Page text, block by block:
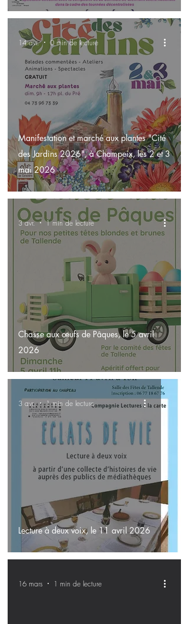
Manifestation et marché aux plantes "Cité
des Jardins 2026", à Champeix, les 2 et 3
mai 2026
14 avr. 0 min de lecture
Chasse aux œufs de Pâques, le 5 avril
2026
3 avr. 1 min de lecture
Lecture à deux voix, le 11 avril 2026
3 avr. 1 min de lecture
16 mars 1 min de lecture